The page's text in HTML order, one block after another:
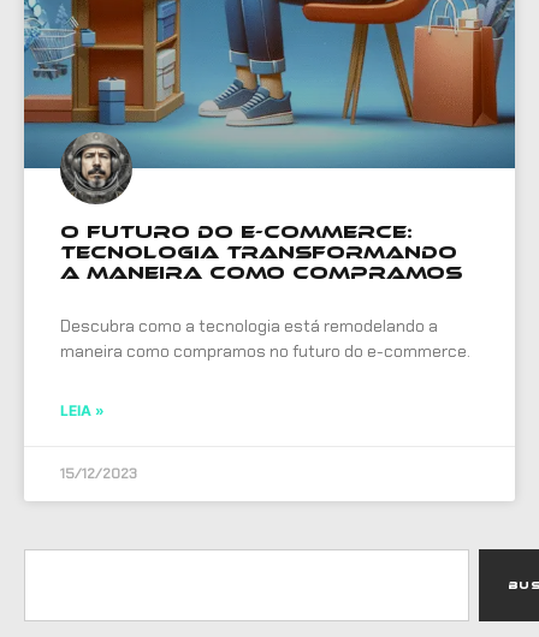
O Futuro do E-commerce:
Tecnologia Transformando
a Maneira como Compramos
Descubra como a tecnologia está remodelando a
maneira como compramos no futuro do e-commerce.
LEIA »
15/12/2023